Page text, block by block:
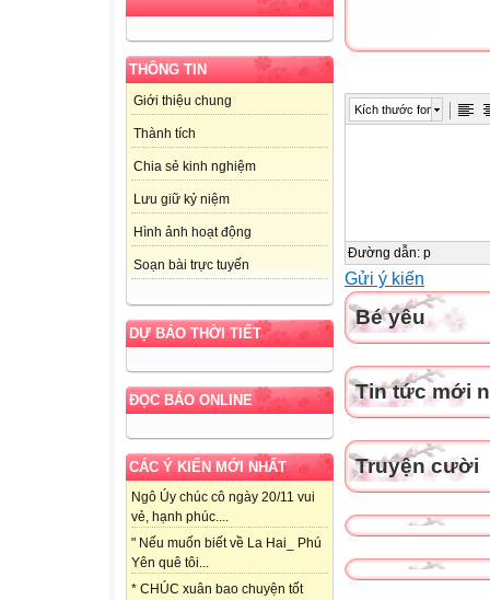
THÔNG TIN
Giới thiệu chung
Thành tích
Chia sẻ kinh nghiệm
Lưu giữ kỷ niệm
Hình ảnh hoạt động
Soạn bài trực tuyến
DỰ BÁO THỜI TIẾT
ĐỌC BÁO ONLINE
CÁC Ý KIẾN MỚI NHẤT
Ngô Úy chúc cô ngày 20/11 vui
vẻ, hạnh phúc....
" Nếu muốn biết về La Hai_ Phú
Yên quê tôi...
* CHÚC xuân bao chuyện tốt
Kích thước font
Đường dẫn: p
Gửi ý kiến
Bé yêu
Tin tức mới
Truyện cười